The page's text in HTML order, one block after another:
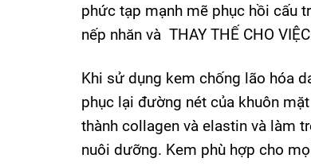
phức tạp mạnh mẽ phục hồi cấu
nếp nhăn và THAY THẾ CHO
Khi sử dụng kem chống lão hóa
phục lại đường nét của khuôn
thành collagen và elastin và làm
nuôi dưỡng. Kem phù hợp cho